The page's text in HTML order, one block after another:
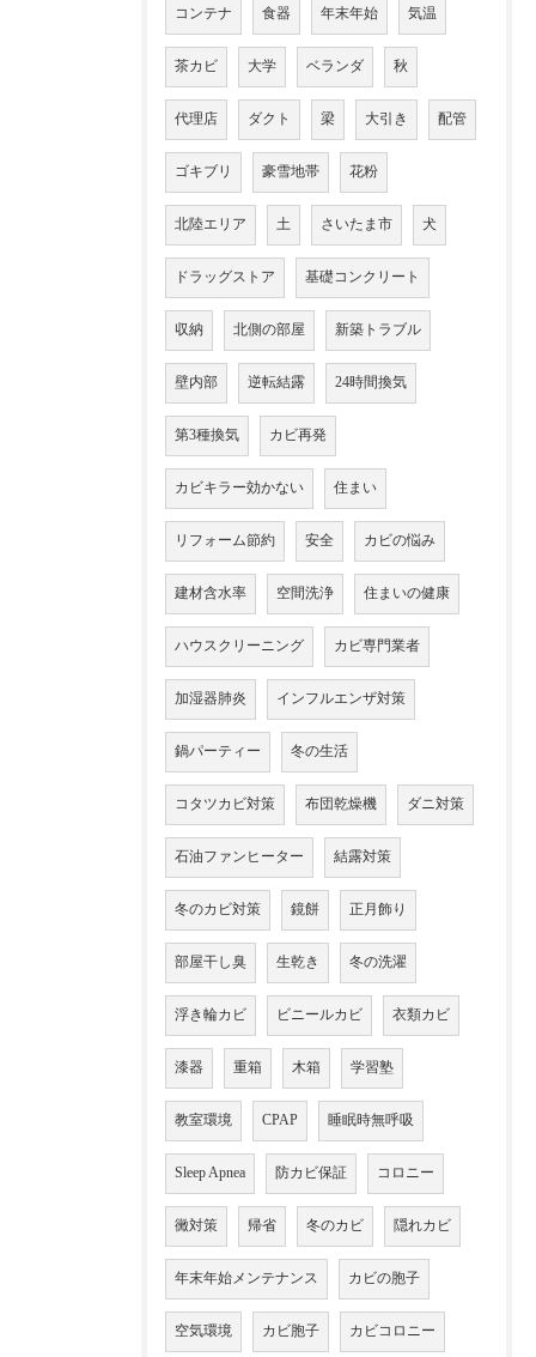
コンテナ 食器 年末年始 気温
茶カビ 大学 ベランダ 秋
代理店 ダクト 梁 大引き 配管
ゴキブリ 豪雪地帯 花粉
北陸エリア 土 さいたま市 犬
ドラッグストア 基礎コンクリート
収納 北側の部屋 新築トラブル
壁内部 逆転結露 24時間換気
第3種換気 カビ再発
カビキラー効かない 住まい
リフォーム節約 安全 カビの悩み
建材含水率 空間洗浄 住まいの健康
ハウスクリーニング カビ専門業者
加湿器肺炎 インフルエンザ対策
鍋パーティー 冬の生活
コタツカビ対策 布団乾燥機 ダニ対策
石油ファンヒーター 結露対策
冬のカビ対策 鏡餅 正月飾り
部屋干し臭 生乾き 冬の洗濯
浮き輪カビ ビニールカビ 衣類カビ
漆器 重箱 木箱 学習塾
教室環境 CPAP 睡眠時無呼吸
Sleep Apnea 防カビ保証 コロニー
黴対策 帰省 冬のカビ 隠れカビ
年末年始メンテナンス カビの胞子
空気環境 カビ胞子 カビコロニー